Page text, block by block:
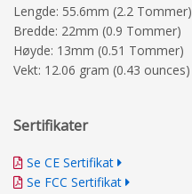
Lengde: 55.6mm (2.2 Tommer)
Bredde: 22mm (0.9 Tommer)
Høyde: 13mm (0.51 Tommer)
Vekt: 12.06 gram (0.43 ounces)
Sertifikater
Se CE Sertifikat
Se FCC Sertifikat